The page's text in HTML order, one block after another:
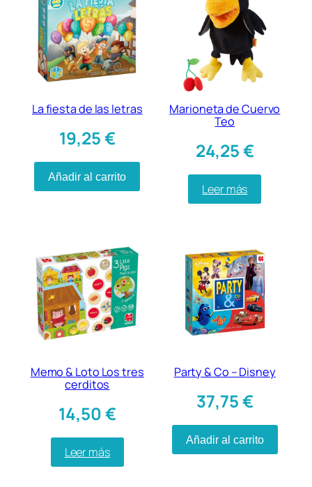
La fiesta de las letras
19,25€
Añadir al carrito
Marioneta de Cuervo
Teo
24,25€
Leer más
Memo & Loto Los tres
cerditos
14,50€
Leer más
Party & Co – Disney
37,75€
Añadir al carrito